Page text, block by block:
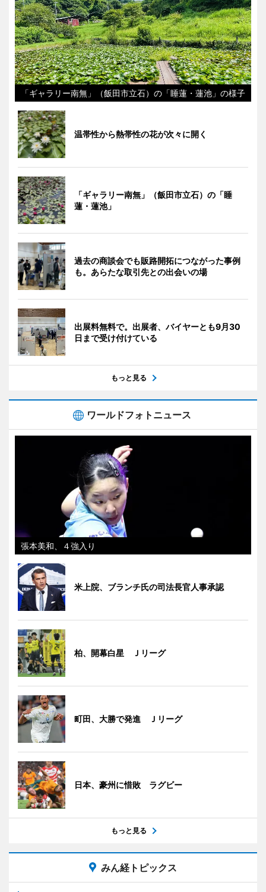
「ギャラリー南無」（飯田市立石）の「睡蓮・蓮池」の様子
温帯性から熱帯性の花が次々に開く
「ギャラリー南無」（飯田市立石）の「睡
蓮・蓮池」
過去の商談会でも販路開拓につながった事例
も。あらたな取引先との出会いの場
出展料無料で。出展者、バイヤーとも9月30
日まで受け付けている
もっと見る
ワールドフォトニュース
張本美和、４強入り
米上院、ブランチ氏の司法長官人事承認
柏、開幕白星 Ｊリーグ
町田、大勝で発進 Ｊリーグ
日本、豪州に惜敗 ラグビー
もっと見る
みん経トピックス